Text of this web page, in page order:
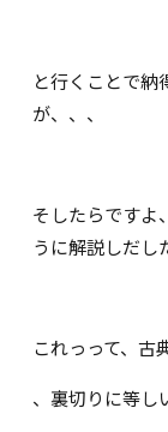
と行くことで納
が、、、
そしたらですよ
うに解説しだし
これっって、古
、裏切りに等し